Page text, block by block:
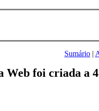
Sumário |
Web foi criada a